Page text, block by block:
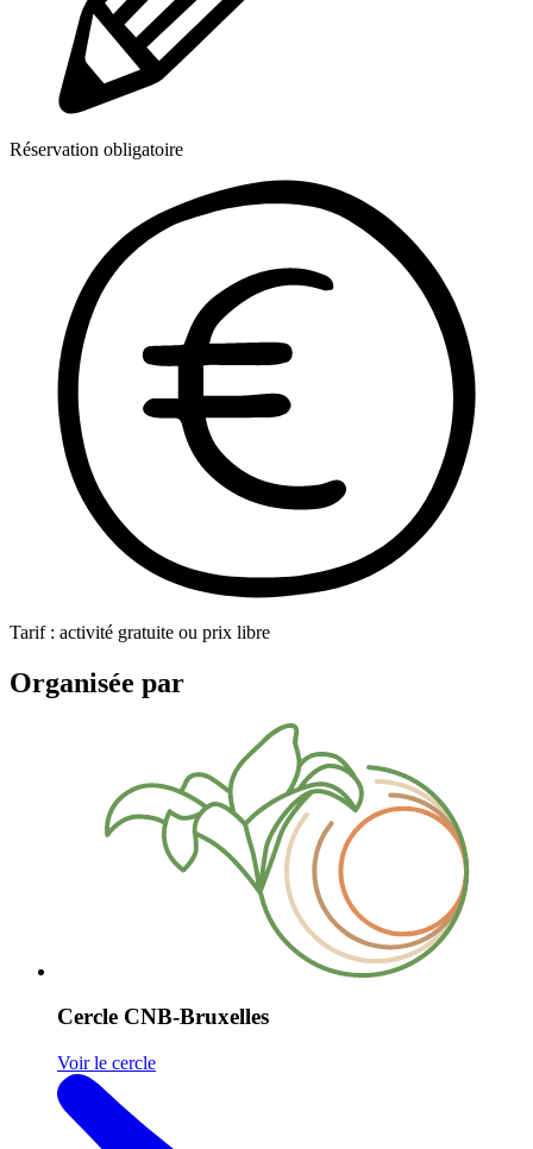
Réservation obligatoire
Tarif : activité gratuite ou prix libre
Organisée par
Cercle CNB-Bruxelles
Voir le cercle